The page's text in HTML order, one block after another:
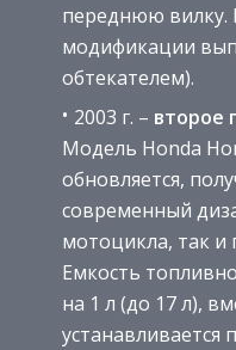
переднюю вилку.
модификации
обтекателем).
2003 г. – второе
Модель Honda
обновляется,
современный
мотоцикла, так и
Емкость
на 1 л (до 17 л),
устанавливается